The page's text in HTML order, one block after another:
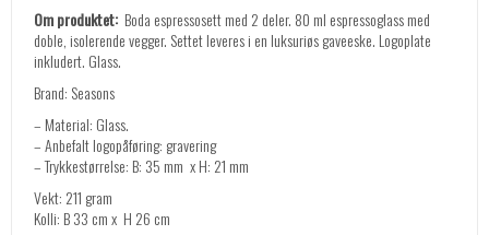
Om produktet: Boda espressosett med 2 deler. 80 ml espressoglass med
doble, isolerende vegger. Settet leveres i en luksuriøs gaveeske. Logoplate
inkludert. Glass.
Brand: Seasons
– Material: Glass.
– Anbefalt logopåføring: gravering
– Trykkestørrelse: B: 35 mm x H: 21 mm
Vekt: 211 gram
Kolli: B 33 cm x H 26 cm